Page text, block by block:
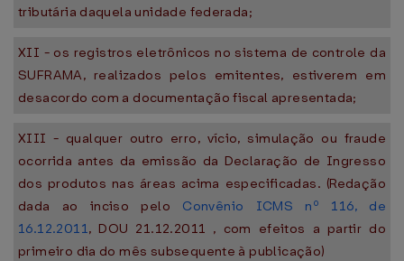
tributária daquela unidade federada;
XII - os registros eletrônicos no sistema de controle da
SUFRAMA, realizados pelos emitentes, estiverem em
desacordo com a documentação fiscal apresentada;
XIII - qualquer outro erro, vício, simulação ou fraude
ocorrida antes da emissão da Declaração de Ingresso
dos produtos nas áreas acima especificadas. (Redação
dada ao inciso pelo Convênio ICMS nº 116, de
16.12.2011, DOU 21.12.2011 , com efeitos a partir do
primeiro dia do mês subsequente à publicação)